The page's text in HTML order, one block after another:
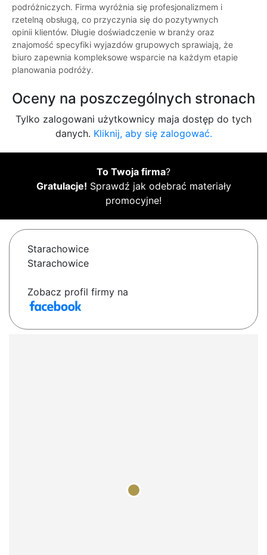
podróżniczych. Firma wyróżnia się profesjonalizmem i
rzetelną obsługą, co przyczynia się do pozytywnych
opinii klientów. Długie doświadczenie w branży oraz
znajomość specyfiki wyjazdów grupowych sprawiają, że
biuro zapewnia kompleksowe wsparcie na każdym etapie
planowania podróży.
Oceny na poszczególnych stronach
Tylko zalogowani użytkownicy maja dostęp do tych
danych. Kliknij, aby się zalogować.
To Twoja firma?
Gratulacje! Sprawdź jak odebrać materiały
promocyjne!
Starachowice
Starachowice
Zobacz profil firmy na